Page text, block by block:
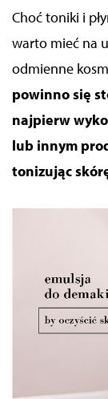
Choć toniki i
warto mieć na
odmienne
powinno się
najpierw
lub innym
tonizując